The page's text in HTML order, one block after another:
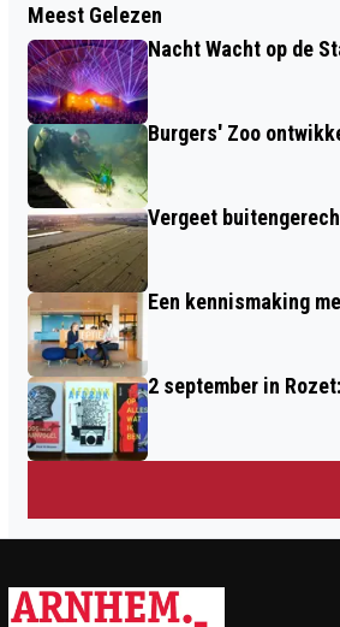
ARNHEMMER
HELING VAN FIETSEN EN
WAPENBEZIT
Meest Gelezen
Nacht Wacht op de
Burgers' Zoo
Vergeet
Een kennismaking
2 september in